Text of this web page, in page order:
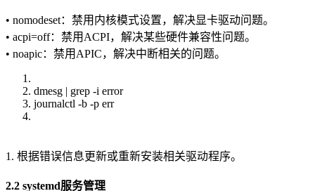
• nomodeset：禁用内核模式设置，解决显卡驱动问题。
• acpi=off：禁用ACPI，解决某些硬件兼容性问题。
• noapic：禁用APIC，解决中断相关的问题。
dmesg | grep -i error
journalctl -b -p err
1. 根据错误信息更新或重新安装相关驱动程序。
2.2 systemd服务管理